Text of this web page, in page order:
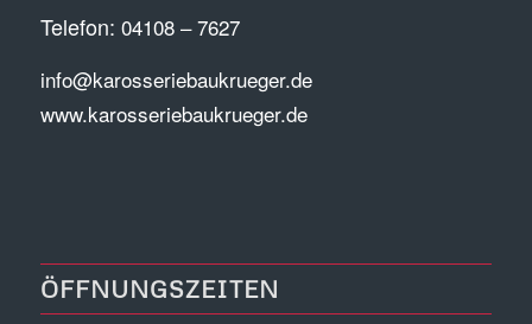
Telefon: 04108 – 7627
info@karosseriebaukrueger.de
www.karosseriebaukrueger.de
ÖFFNUNGSZEITEN